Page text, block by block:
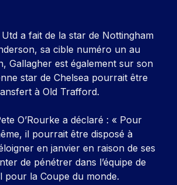
a fait de la star de Nottingham
sa cible numéro un au
Gallagher est également sur son
star de Chelsea pourrait être
à Old Trafford.
O’Rourke a déclaré : « Pour
il pourrait être disposé à
en janvier en raison de ses
de pénétrer dans l’équipe de
pour la Coupe du monde.